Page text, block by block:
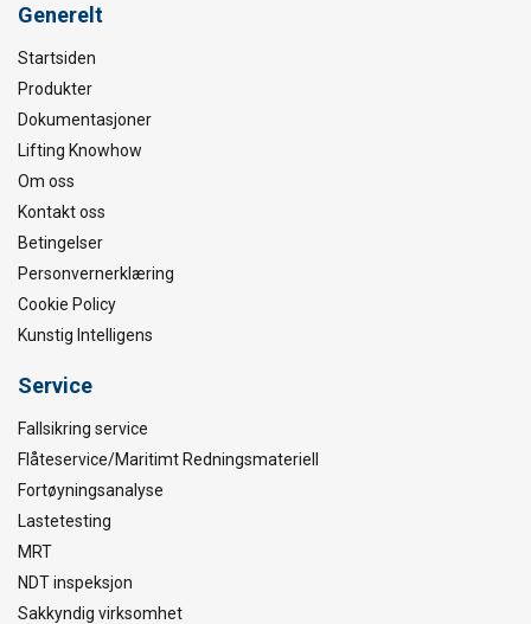
Generelt
Startsiden
Produkter
Dokumentasjoner
Lifting Knowhow
Om oss
Kontakt oss
Betingelser
Personvernerklæring
Cookie Policy
Kunstig Intelligens
Service
Fallsikring service
Flåteservice/Maritimt Redningsmateriell
Fortøyningsanalyse
Lastetesting
MRT
NDT inspeksjon
Sakkyndig virksomhet